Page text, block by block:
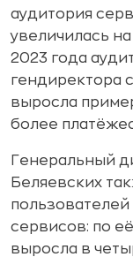
аудитория
увеличилась
2023 года
гендиректора
выросла
более
Генеральный
Беляевских
сервисов: по
выросла в